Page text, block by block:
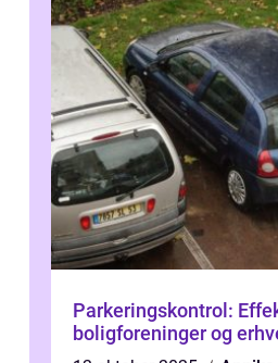
Parkeringskontrol:
boligforeninger og